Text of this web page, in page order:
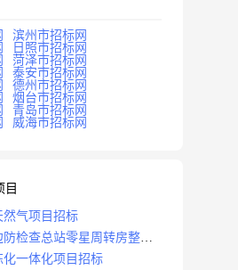
滨州市招标网
日照市招标网
菏泽市招标网
泰安市招标网
德州市招标网
烟台市招标网
青岛市招标网
威海市招标网
目
然气项目招标
防检查总站零星周转房整修
化一体化项目招标